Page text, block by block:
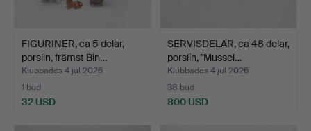
FIGURINER, ca 5 delar,
porslin, främst Bin…
Klubbades 4 jul 2026
1 bud
32 USD
SERVISDELAR, ca 48 delar,
porslin, "Mussel…
Klubbades 4 jul 2026
38 bud
800 USD